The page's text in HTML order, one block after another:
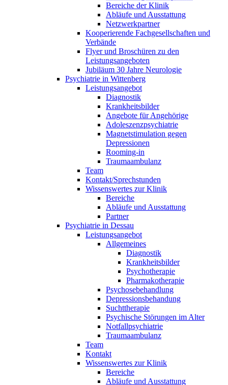
Bereiche der Klinik
Abläufe und Ausstattung
Netzwerkpartner
Kooperierende Fachgesellschaften und
Verbände
Flyer und Broschüren zu den
Leistungsangeboten
Jubiläum 30 Jahre Neurologie
Psychiatrie in Wittenberg
Leistungsangebot
Diagnostik
Krankheitsbilder
Angebote für Angehörige
Adoleszenzpsychiatrie
Magnetstimulation gegen
Depressionen
Rooming-in
Traumaambulanz
Team
Kontakt/Sprechstunden
Wissenswertes zur Klinik
Bereiche
Abläufe und Ausstattung
Partner
Psychiatrie in Dessau
Leistungsangebot
Allgemeines
Diagnostik
Krankheitsbilder
Psychotherapie
Pharmakotherapie
Psychosebehandlung
Depressionsbehandung
Suchttherapie
Psychische Störungen im Alter
Notfallpsychiatrie
Traumaambulanz
Team
Kontakt
Wissenswertes zur Klinik
Bereiche
Abläufe und Ausstattung